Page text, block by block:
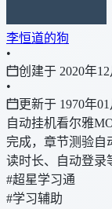
李恒道的狗
•
创建于 2020年12
•
更新于 1970年01
自动挂机看尔雅
完成，章节测验自
读时长、自动登录
#超星学习通
#学习辅助